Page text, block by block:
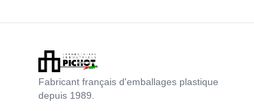
Fabricant français d'emballages plastique
depuis 1989.